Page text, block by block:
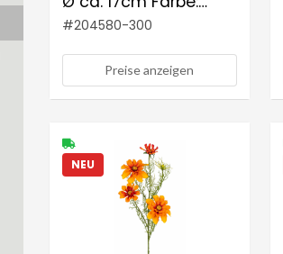
orange
#204580-300
Preise anzeigen
NEU